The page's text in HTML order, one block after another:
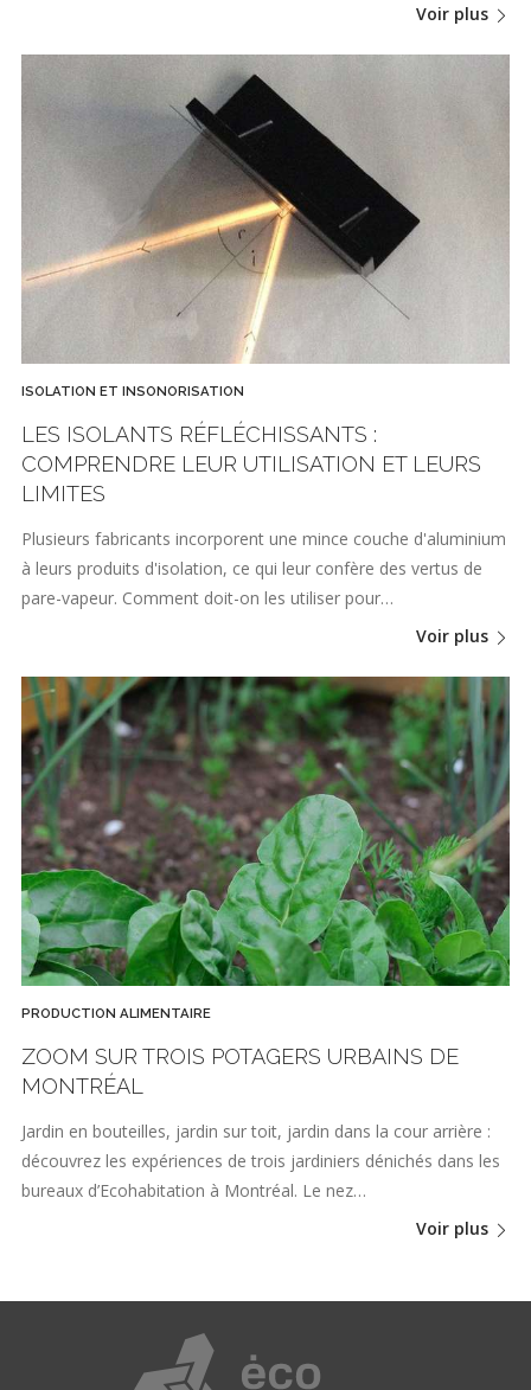
Voir plus
ISOLATION ET INSONORISATION
LES ISOLANTS RÉFLÉCHISSANTS :
COMPRENDRE LEUR UTILISATION ET LEURS
LIMITES
Plusieurs fabricants incorporent une mince couche d'aluminium
à leurs produits d'isolation, ce qui leur confère des vertus de
pare-vapeur. Comment doit-on les utiliser pour…
Voir plus
PRODUCTION ALIMENTAIRE
ZOOM SUR TROIS POTAGERS URBAINS DE
MONTRÉAL
Jardin en bouteilles, jardin sur toit, jardin dans la cour arrière :
découvrez les expériences de trois jardiniers dénichés dans les
bureaux d’Ecohabitation à Montréal. Le nez…
Voir plus